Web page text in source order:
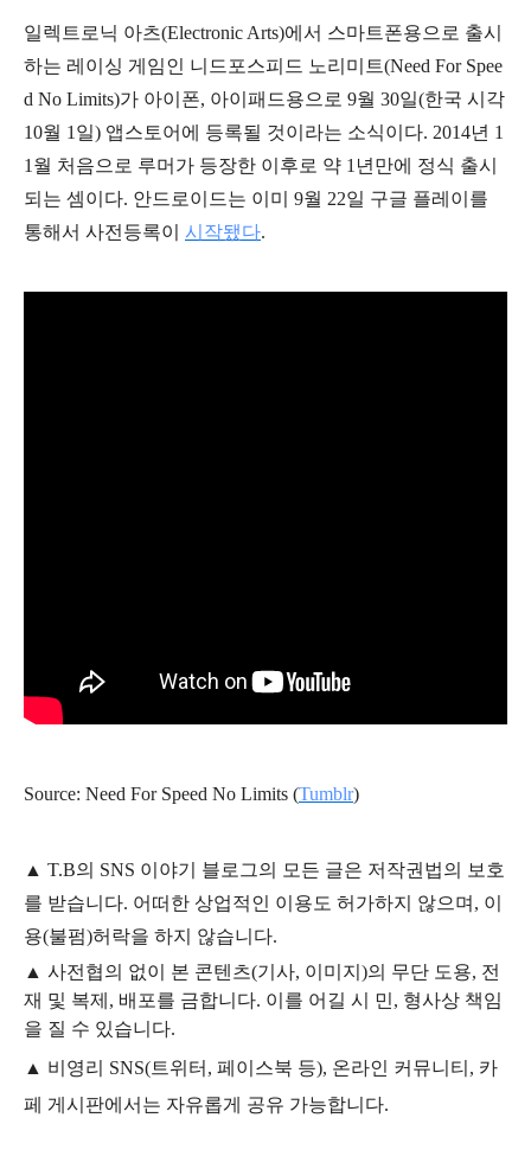
일렉트로닉 아츠(Electronic Arts)에서 스마트폰용으로 출시
하는 레이싱 게임인 니드포스피드 노리미트(Need For Spee
d No Limits)가 아이폰, 아이패드용으로 9월 30일(한국 시각
10월 1일) 앱스토어에 등록될 것이라는 소식이다. 2014년 1
1월 처음으로 루머가 등장한 이후로 약 1년만에 정식 출시
되는 셈이다. 안드로이드는 이미 9월 22일 구글 플레이를
통해서 사전등록이 시작됐다.
Source: Need For Speed No Limits (Tumblr)
▲ T.B의 SNS 이야기 블 로그의 모든 글은 저작권법의 보호
를 받습니다. 어떠한 상업적인 이용도 허가하지 않으며, 이
용(불펌)허락을 하지 않습니다.
▲ 사전협의 없이 본 콘텐츠(기사, 이미지)의 무단 도용, 전
재 및 복제, 배포를 금합니다. 이를 어길 시 민, 형사상 책임
을 질 수 있습니다.
▲ 비영리 SNS(트위터, 페이스북 등), 온라인 커뮤니티, 카
페 게시판에서는 자유롭게 공유 가능합니다.